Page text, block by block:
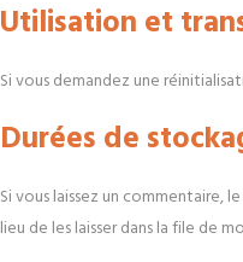
Utilisation et
Si vous demandez une
Durées de
Si vous laissez un commentaire,
lieu de les laisser dans la file de